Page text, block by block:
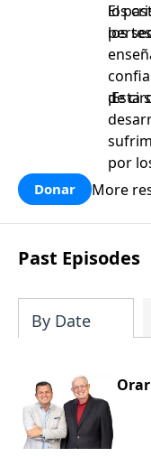
los
El
los
de
¡Esta
por
Donar More
Past Episodes
By Date